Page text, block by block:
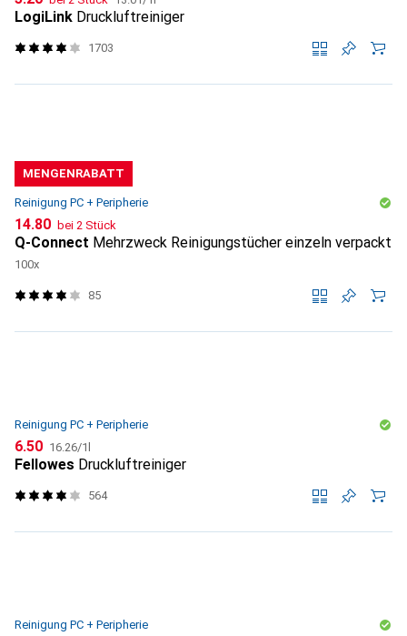
LogiLink Druckluftreiniger
1703
MENGENRABATT
Reinigung PC + Peripherie
CHF
14.80 bei 2 Stück
Q-Connect Mehrzweck Reinigungstücher einzeln verpackt
100x
85
Reinigung PC + Peripherie
CHF
6.50 CHF
16.26/1l
Fellowes Druckluftreiniger
564
Reinigung PC + Peripherie